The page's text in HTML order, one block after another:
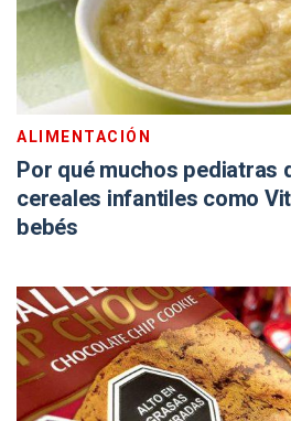
ALIMENTACIÓN
Por qué muchos pediatras
cereales infantiles como
bebés